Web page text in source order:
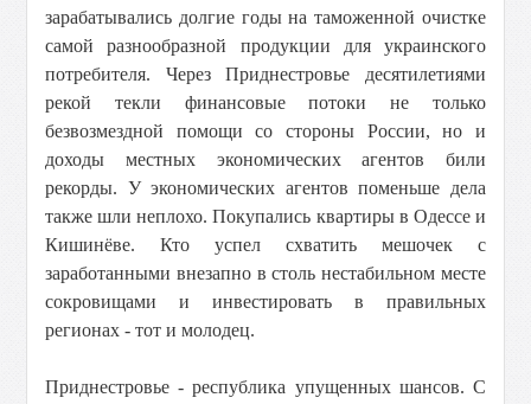
зарабатывались долгие годы на таможенной очистке
самой разнообразной продукции для украинского
потребителя. Через Приднестровье десятилетиями
рекой текли финансовые потоки не только
безвозмездной помощи со стороны России, но и
доходы местных экономических агентов били
рекорды. У экономических агентов поменьше дела
также шли неплохо. Покупались квартиры в Одессе и
Кишинёве. Кто успел схватить мешочек с
заработанными внезапно в столь нестабильном месте
сокровищами и инвестировать в правильных
регионах - тот и молодец.
Приднестровье - республика упущенных шансов. С